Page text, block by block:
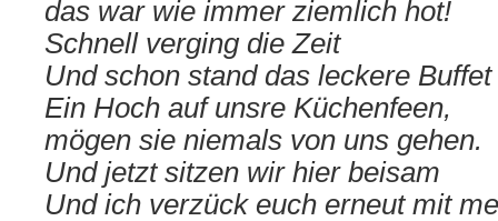
das war wie immer ziemlich hot!
Schnell verging die Zeit
Und schon stand das leckere
Ein Hoch auf unsre Küchenfeen,
mögen sie niemals von uns gehen.
Und jetzt sitzen wir hier beisam
Und ich verzück euch erneut mit